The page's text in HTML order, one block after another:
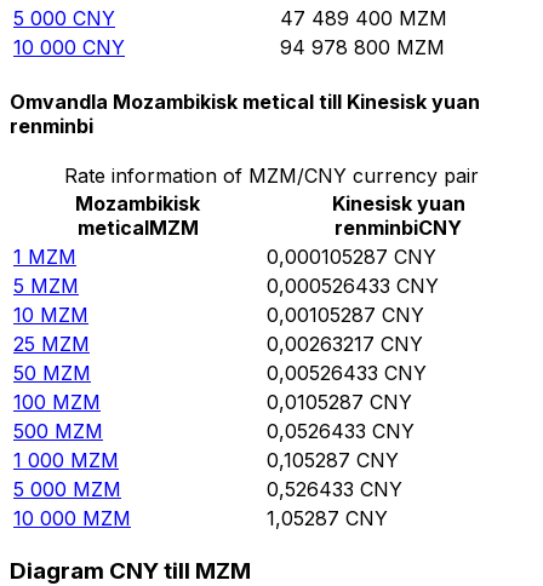
5 000 CNY 47 489 400 MZM
10 000 CNY 94 978 800 MZM
Omvandla Mozambikisk metical till Kinesisk yuan
renminbi
Rate information of MZM/CNY currency pair
Mozambikisk
meticalMZM
Kinesisk yuan
renminbiCNY
1 MZM 0,000105287 CNY
5 MZM 0,000526433 CNY
10 MZM 0,00105287 CNY
25 MZM 0,00263217 CNY
50 MZM 0,00526433 CNY
100 MZM 0,0105287 CNY
500 MZM 0,0526433 CNY
1 000 MZM 0,105287 CNY
5 000 MZM 0,526433 CNY
10 000 MZM 1,05287 CNY
Diagram CNY till MZM